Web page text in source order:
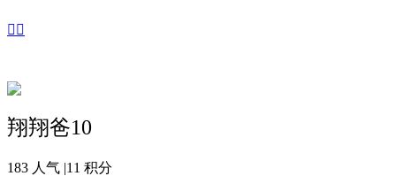
 
翔翔爸10
183 人气 |11 积分